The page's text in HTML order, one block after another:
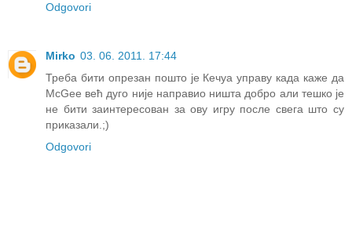
Odgovori
Mirko 03. 06. 2011. 17:44
Треба бити опрезан пошто је Кечуа управу када каже да
McGee већ дуго није направио ништа добро али тешко је
не бити заинтересован за ову игру после свега што су
приказали.;)
Odgovori